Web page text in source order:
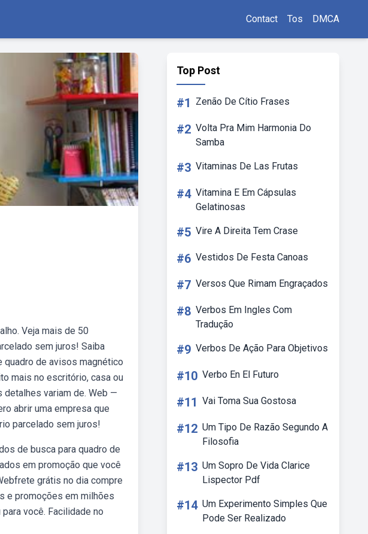
Contact Tos DMCA
Veja mais de 50
sem juros! Saiba
de avisos magnético
mais no escritório, casa ou
detalhes variam de. Web —
abrir uma empresa que
parcelado sem juros!
de busca para quadro de
em promoção que você
grátis no dia compre
e promoções em milhões
você. Facilidade no
Top Post
#1 Zenão De Cítio Frases
#2 Volta Pra Mim Harmonia Do
Samba
#3 Vitaminas De Las Frutas
#4 Vitamina E Em Cápsulas
Gelatinosas
#5 Vire A Direita Tem Crase
#6 Vestidos De Festa Canoas
#7 Versos Que Rimam Engraçados
#8 Verbos Em Ingles Com
Tradução
#9 Verbos De Ação Para Objetivos
#10 Verbo En El Futuro
#11 Vai Toma Sua Gostosa
#12 Um Tipo De Razão Segundo A
Filosofia
#13 Um Sopro De Vida Clarice
Lispector Pdf
#14 Um Experimento Simples Que
Pode Ser Realizado